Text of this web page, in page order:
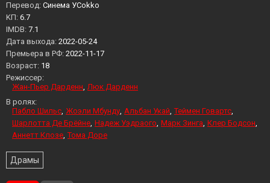
Перевод: Синема УСokko
KП: 6.7
IMDB: 7.1
Дата выхода: 2022-05-24
Премьера в РФ: 2022-11-17
Возраст: 18
Режиссер:
Жан-Пьер Дарденн Люк Дарденн
В ролях:
Пабло Шильс Жоэли Мбунду Альбан Укай Теймен Говартс
Шарлотта Де Брёйне Надеж Уэдраого Марк Зинга Клер Бодсон
Аннетт Клозе Тома Доре
Драмы